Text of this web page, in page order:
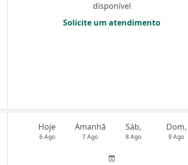
disponível
Solicite um atendimento
Hoje
6 Ago
Amanhã
7 Ago
Sáb,
8 Ago
Dom,
9 Ago